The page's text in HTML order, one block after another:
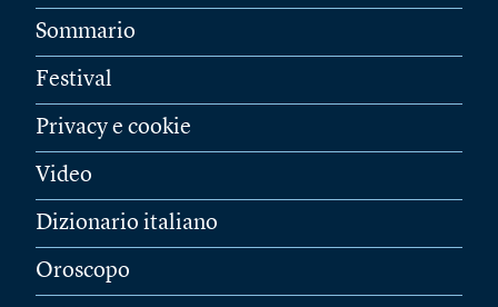
Sommario
Festival
Privacy e cookie
Video
Dizionario italiano
Oroscopo